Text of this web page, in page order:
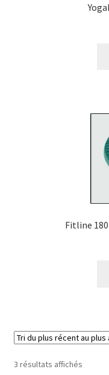
Fitline 180
3 résultats affichésTrié